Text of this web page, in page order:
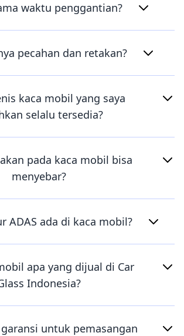
waktu penggantian?
pecahan dan retakan?
kaca mobil yang saya
selalu tersedia?
pada kaca mobil bisa
menyebar?
ADAS ada di kaca mobil?
apa yang dijual di Car
Indonesia?
untuk pemasangan